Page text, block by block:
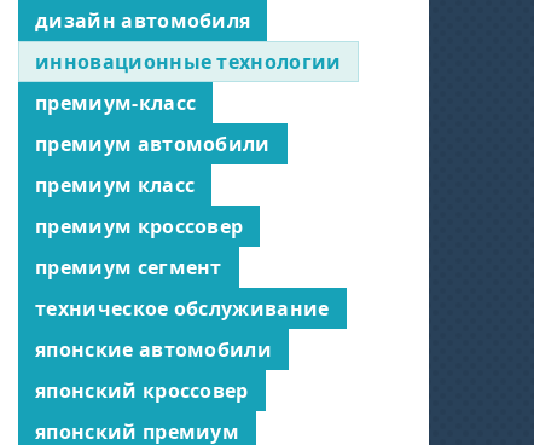
дизайн автомобиля
инновационные технологии
премиум-класс
премиум автомобили
премиум класс
премиум кроссовер
премиум сегмент
техническое обслуживание
японские автомобили
японский кроссовер
японский премиум